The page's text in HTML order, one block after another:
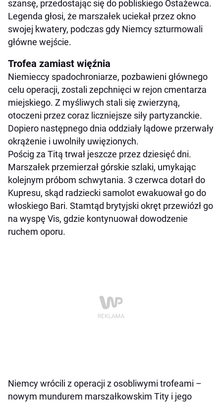
szansę, przedostając się do pobliskiego Ostażewca.
Legenda głosi, że marszałek uciekał przez okno
swojej kwatery, podczas gdy Niemcy szturmowali
główne wejście.
Trofea zamiast więźnia
Niemieccy spadochroniarze, pozbawieni głównego
celu operacji, zostali zepchnięci w rejon cmentarza
miejskiego. Z myśliwych stali się zwierzyną,
otoczeni przez coraz liczniejsze siły partyzanckie.
Dopiero następnego dnia oddziały lądowe przerwały
okrążenie i uwolniły uwięzionych.
Pościg za Titą trwał jeszcze przez dziesięć dni.
Marszałek przemierzał górskie szlaki, umykając
kolejnym próbom schwytania. 3 czerwca dotarł do
Kupresu, skąd radziecki samolot ewakuował go do
włoskiego Bari. Stamtąd brytyjski okręt przewiózł go
na wyspę Vis, gdzie kontynuował dowodzenie
ruchem oporu.
Niemcy wrócili z operacji z osobliwymi trofeami –
nowym mundurem marszałkowskim Tity i jego